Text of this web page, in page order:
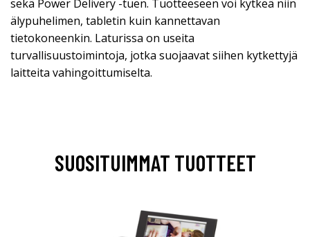
sekä Power Delivery -tuen. Tuotteeseen voi kytkeä niin
älypuhelimen, tabletin kuin kannettavan
tietokoneenkin. Laturissa on useita
turvallisuustoimintoja, jotka suojaavat siihen kytkettyjä
laitteita vahingoittumiselta.
SUOSITUIMMAT TUOTTEET